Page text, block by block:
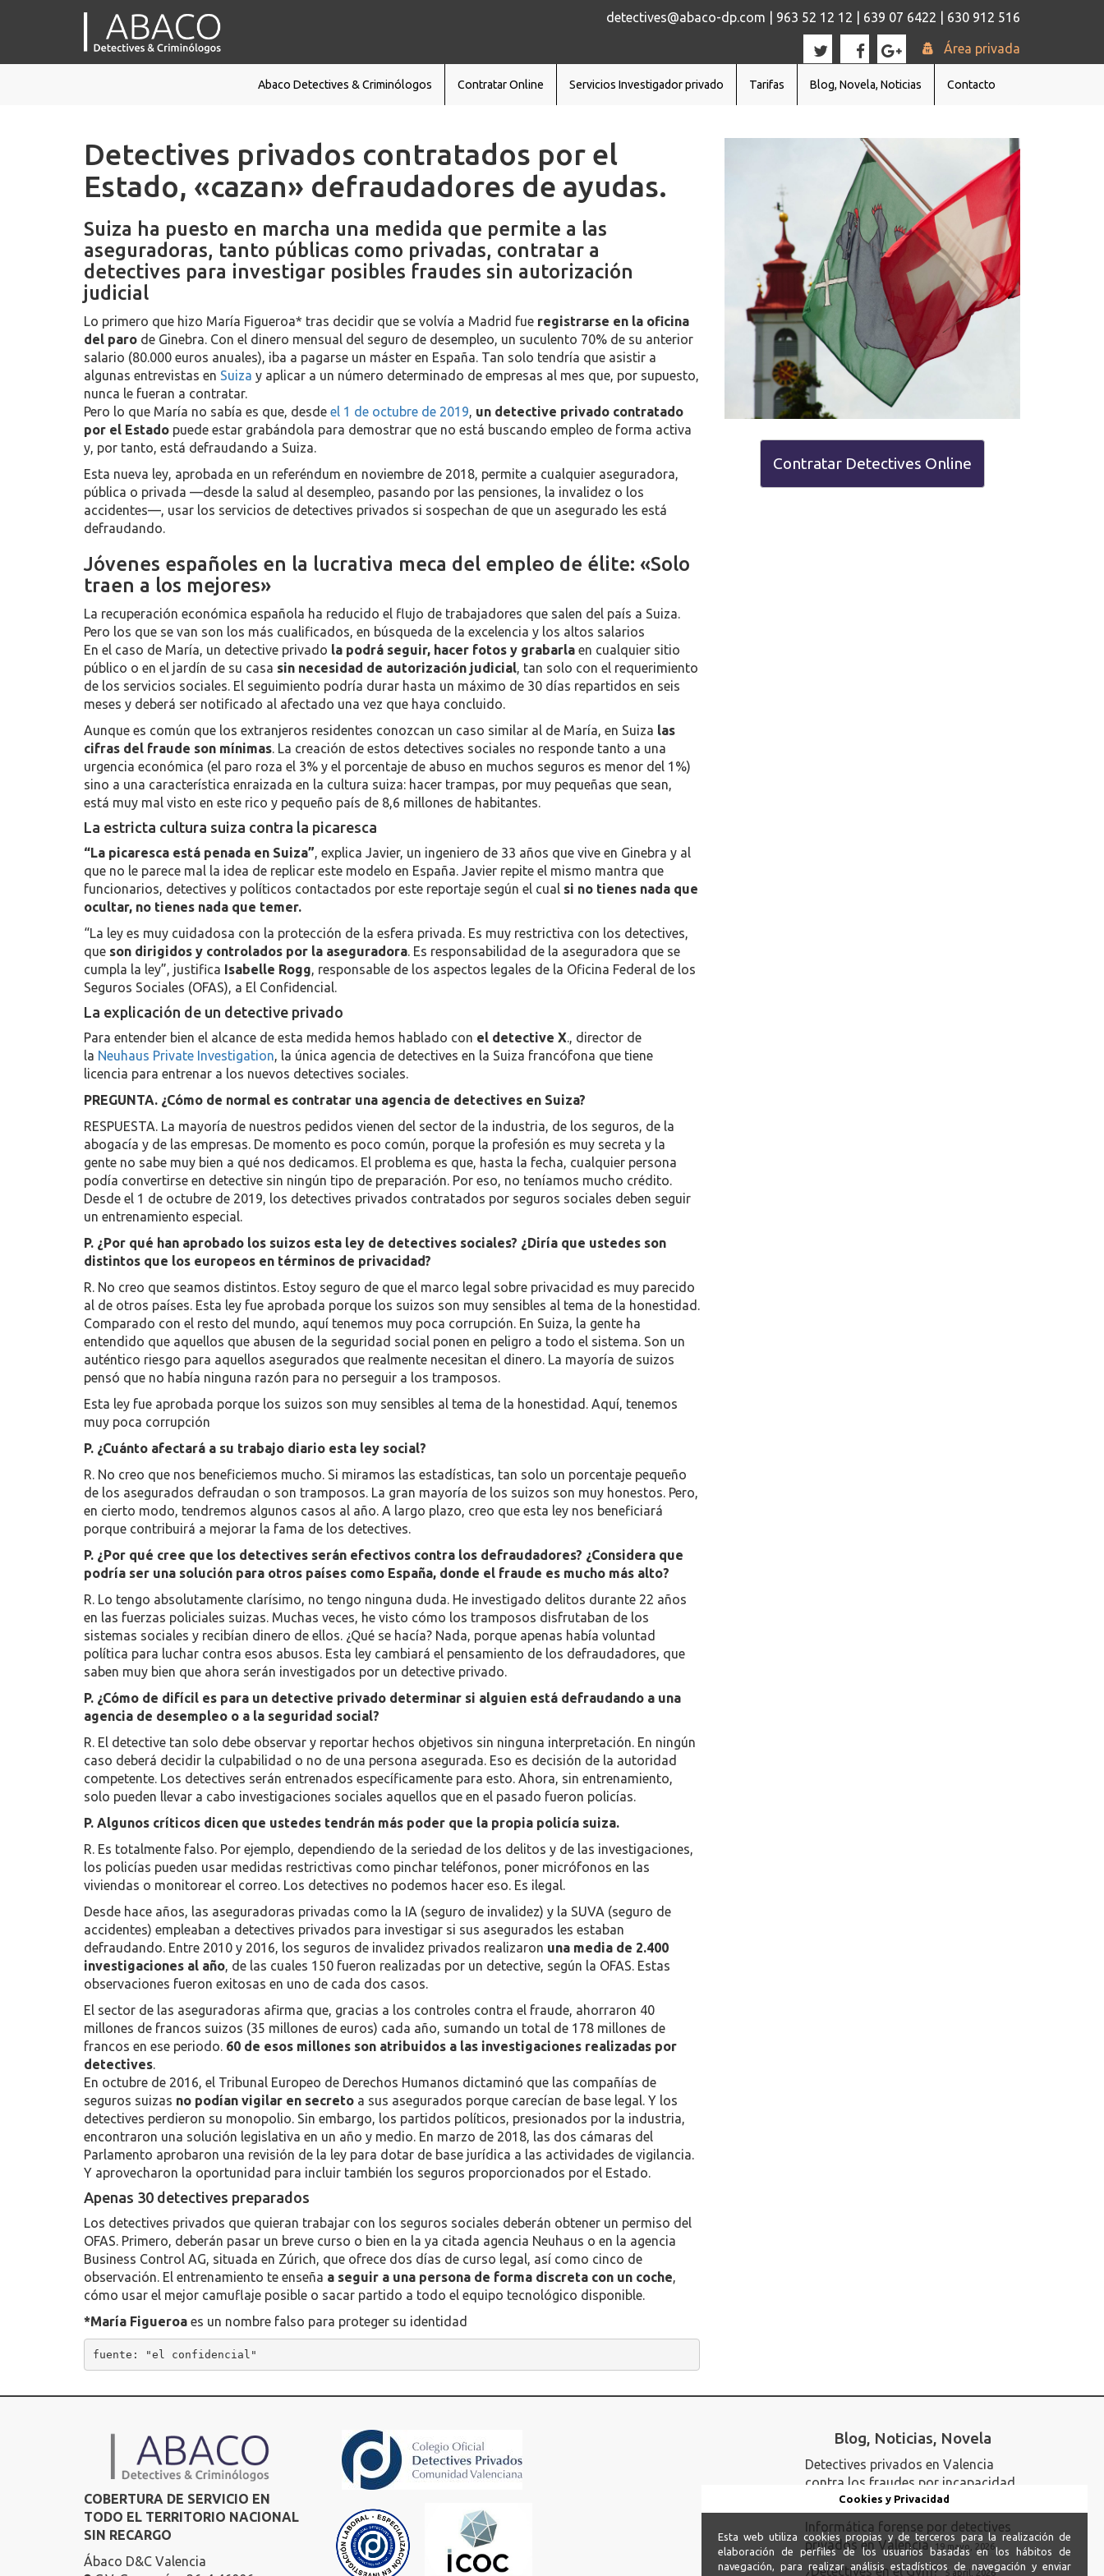
detectives@abaco-dp.com | 963 52 12 12 | 639 07 6422 | 630 912 516
Área privada
Abaco Detectives & Criminólogos Contratar Online Servicios Investigador privado Tarifas Blog, Novela, Noticias Contacto
Detectives privados contratados por el
Estado, «cazan» defraudadores de ayudas.
Suiza ha puesto en marcha una medida que permite a las
aseguradoras, tanto públicas como privadas, contratar a
detectives para investigar posibles fraudes sin autorización
judicial
Lo primero que hizo María Figueroa* tras decidir que se volvía a Madrid fue registrarse en la oficina
del paro de Ginebra. Con el dinero mensual del seguro de desempleo, un suculento 70% de su anterior
salario (80.000 euros anuales), iba a pagarse un máster en España. Tan solo tendría que asistir a
algunas entrevistas en Suiza y aplicar a un número determinado de empresas al mes que, por supuesto,
nunca le fueran a contratar.
Pero lo que María no sabía es que, desde el 1 de octubre de 2019, un detective privado contratado
por el Estado puede estar grabándola para demostrar que no está buscando empleo de forma activa
y, por tanto, está defraudando a Suiza.
Esta nueva ley, aprobada en un referéndum en noviembre de 2018, permite a cualquier aseguradora,
pública o privada —desde la salud al desempleo, pasando por las pensiones, la invalidez o los
accidentes—, usar los servicios de detectives privados si sospechan de que un asegurado les está
defraudando.
Jóvenes españoles en la lucrativa meca del empleo de élite: «Solo
traen a los mejores»
La recuperación económica española ha reducido el flujo de trabajadores que salen del país a Suiza.
Pero los que se van son los más cualificados, en búsqueda de la excelencia y los altos salarios
En el caso de María, un detective privado la podrá seguir, hacer fotos y grabarla en cualquier sitio
público o en el jardín de su casa sin necesidad de autorización judicial, tan solo con el requerimiento
de los servicios sociales. El seguimiento podría durar hasta un máximo de 30 días repartidos en seis
meses y deberá ser notificado al afectado una vez que haya concluido.
Aunque es común que los extranjeros residentes conozcan un caso similar al de María, en Suiza las
cifras del fraude son mínimas. La creación de estos detectives sociales no responde tanto a una
urgencia económica (el paro roza el 3% y el porcentaje de abuso en muchos seguros es menor del 1%)
sino a una característica enraizada en la cultura suiza: hacer trampas, por muy pequeñas que sean,
está muy mal visto en este rico y pequeño país de 8,6 millones de habitantes.
La estricta cultura suiza contra la picaresca
“La picaresca está penada en Suiza”, explica Javier, un ingeniero de 33 años que vive en Ginebra y al
que no le parece mal la idea de replicar este modelo en España. Javier repite el mismo mantra que
funcionarios, detectives y políticos contactados por este reportaje según el cual si no tienes nada que
ocultar, no tienes nada que temer.
“La ley es muy cuidadosa con la protección de la esfera privada. Es muy restrictiva con los detectives,
que son dirigidos y controlados por la aseguradora. Es responsabilidad de la aseguradora que se
cumpla la ley”, justifica Isabelle Rogg, responsable de los aspectos legales de la Oficina Federal de los
Seguros Sociales (OFAS), a El Confidencial.
La explicación de un detective privado
Para entender bien el alcance de esta medida hemos hablado con el detective X., director de
la Neuhaus Private Investigation, la única agencia de detectives en la Suiza francófona que tiene
licencia para entrenar a los nuevos detectives sociales.
PREGUNTA. ¿Cómo de normal es contratar una agencia de detectives en Suiza?
RESPUESTA. La mayoría de nuestros pedidos vienen del sector de la industria, de los seguros, de la
abogacía y de las empresas. De momento es poco común, porque la profesión es muy secreta y la
gente no sabe muy bien a qué nos dedicamos. El problema es que, hasta la fecha, cualquier persona
podía convertirse en detective sin ningún tipo de preparación. Por eso, no teníamos mucho crédito.
Desde el 1 de octubre de 2019, los detectives privados contratados por seguros sociales deben seguir
un entrenamiento especial.
P. ¿Por qué han aprobado los suizos esta ley de detectives sociales? ¿Diría que ustedes son
distintos que los europeos en términos de privacidad?
R. No creo que seamos distintos. Estoy seguro de que el marco legal sobre privacidad es muy parecido
al de otros países. Esta ley fue aprobada porque los suizos son muy sensibles al tema de la honestidad.
Comparado con el resto del mundo, aquí tenemos muy poca corrupción. En Suiza, la gente ha
entendido que aquellos que abusen de la seguridad social ponen en peligro a todo el sistema. Son un
auténtico riesgo para aquellos asegurados que realmente necesitan el dinero. La mayoría de suizos
pensó que no había ninguna razón para no perseguir a los tramposos.
Esta ley fue aprobada porque los suizos son muy sensibles al tema de la honestidad. Aquí, tenemos
muy poca corrupción
P. ¿Cuánto afectará a su trabajo diario esta ley social?
R. No creo que nos beneficiemos mucho. Si miramos las estadísticas, tan solo un porcentaje pequeño
de los asegurados defraudan o son tramposos. La gran mayoría de los suizos son muy honestos. Pero,
en cierto modo, tendremos algunos casos al año. A largo plazo, creo que esta ley nos beneficiará
porque contribuirá a mejorar la fama de los detectives.
P. ¿Por qué cree que los detectives serán efectivos contra los defraudadores? ¿Considera que
podría ser una solución para otros países como España, donde el fraude es mucho más alto?
R. Lo tengo absolutamente clarísimo, no tengo ninguna duda. He investigado delitos durante 22 años
en las fuerzas policiales suizas. Muchas veces, he visto cómo los tramposos disfrutaban de los
sistemas sociales y recibían dinero de ellos. ¿Qué se hacía? Nada, porque apenas había voluntad
política para luchar contra esos abusos. Esta ley cambiará el pensamiento de los defraudadores, que
saben muy bien que ahora serán investigados por un detective privado.
P. ¿Cómo de difícil es para un detective privado determinar si alguien está defraudando a una
agencia de desempleo o a la seguridad social?
R. El detective tan solo debe observar y reportar hechos objetivos sin ninguna interpretación. En ningún
caso deberá decidir la culpabilidad o no de una persona asegurada. Eso es decisión de la autoridad
competente. Los detectives serán entrenados específicamente para esto. Ahora, sin entrenamiento,
solo pueden llevar a cabo investigaciones sociales aquellos que en el pasado fueron policías.
P. Algunos críticos dicen que ustedes tendrán más poder que la propia policía suiza.
R. Es totalmente falso. Por ejemplo, dependiendo de la seriedad de los delitos y de las investigaciones,
los policías pueden usar medidas restrictivas como pinchar teléfonos, poner micrófonos en las
viviendas o monitorear el correo. Los detectives no podemos hacer eso. Es ilegal.
Desde hace años, las aseguradoras privadas como la IA (seguro de invalidez) y la SUVA (seguro de
accidentes) empleaban a detectives privados para investigar si sus asegurados les estaban
defraudando. Entre 2010 y 2016, los seguros de invalidez privados realizaron una media de 2.400
investigaciones al año, de las cuales 150 fueron realizadas por un detective, según la OFAS. Estas
observaciones fueron exitosas en uno de cada dos casos.
El sector de las aseguradoras afirma que, gracias a los controles contra el fraude, ahorraron 40
millones de francos suizos (35 millones de euros) cada año, sumando un total de 178 millones de
francos en ese periodo. 60 de esos millones son atribuidos a las investigaciones realizadas por
detectives.
En octubre de 2016, el Tribunal Europeo de Derechos Humanos dictaminó que las compañías de
seguros suizas no podían vigilar en secreto a sus asegurados porque carecían de base legal. Y los
detectives perdieron su monopolio. Sin embargo, los partidos políticos, presionados por la industria,
encontraron una solución legislativa en un año y medio. En marzo de 2018, las dos cámaras del
Parlamento aprobaron una revisión de la ley para dotar de base jurídica a las actividades de vigilancia.
Y aprovecharon la oportunidad para incluir también los seguros proporcionados por el Estado.
Apenas 30 detectives preparados
Los detectives privados que quieran trabajar con los seguros sociales deberán obtener un permiso del
OFAS. Primero, deberán pasar un breve curso o bien en la ya citada agencia Neuhaus o en la agencia
Business Control AG, situada en Zúrich, que ofrece dos días de curso legal, así como cinco de
observación. El entrenamiento te enseña a seguir a una persona de forma discreta con un coche,
cómo usar el mejor camuflaje posible o sacar partido a todo el equipo tecnológico disponible.
*María Figueroa es un nombre falso para proteger su identidad
fuente: "el confidencial"
Contratar Detectives Online
Cookies y Privacidad
Esta web utiliza cookies propias y de terceros para la realización de
elaboración de perfiles de los usuarios basadas en los hábitos de
navegación, para realizar análisis estadísticos de navegación y enviar
COBERTURA DE SERVICIO EN
TODO EL TERRITORIO NACIONAL
SIN RECARGO
Ábaco D&C Valencia
Blog, Noticias, Novela
Detectives privados en Valencia
contra los fraudes por incapacidad
permanente 23 junio, 2026
Informática forense por detectives
privados en Valencia
19 mayo, 2026
¿Detectives en el Gym? 5 abril, 2026